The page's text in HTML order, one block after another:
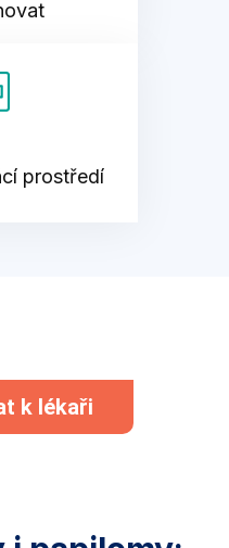
prostředí
k lékaři